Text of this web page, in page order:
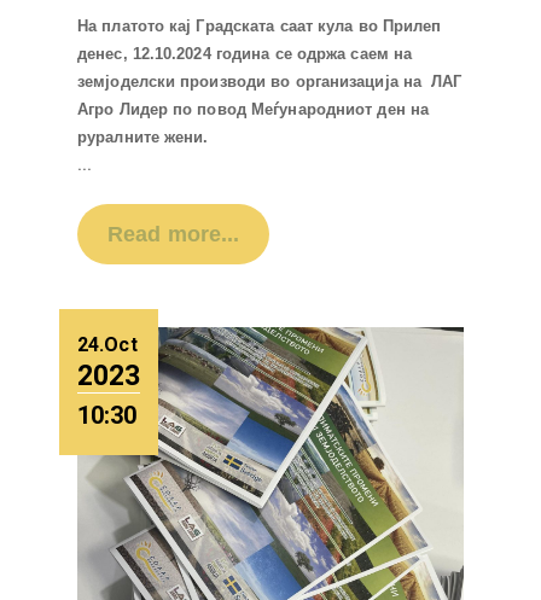
На платото кај Градската саат кула во Прилеп
денес, 12.10.2024 година се одржа саем на
земјоделски производи во организација на ЛАГ
Агро Лидер по повод Меѓународниот ден на
руралните жени.
...
Read more...
24.Oct
2023
10:30